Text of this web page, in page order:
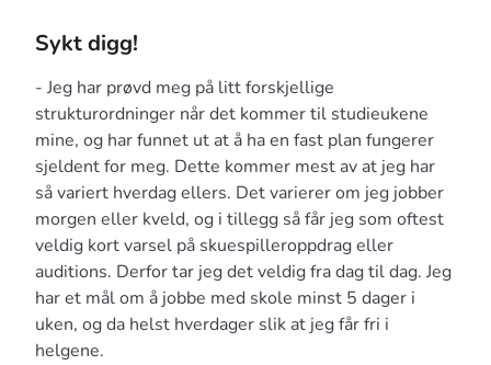
Sykt digg!
- Jeg har prøvd meg på litt forskjellige
strukturordninger når det kommer til studieukene
mine, og har funnet ut at å ha en fast plan fungerer
sjeldent for meg. Dette kommer mest av at jeg har
så variert hverdag ellers. Det varierer om jeg jobber
morgen eller kveld, og i tillegg så får jeg som oftest
veldig kort varsel på skuespilleroppdrag eller
auditions. Derfor tar jeg det veldig fra dag til dag. Jeg
har et mål om å jobbe med skole minst 5 dager i
uken, og da helst hverdager slik at jeg får fri i
helgene.